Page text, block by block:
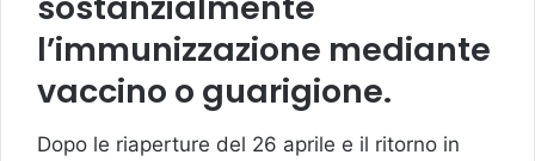
l’immunizzazione mediante
vaccino o guarigione.
Dopo le riaperture del 26 aprile e il ritorno in